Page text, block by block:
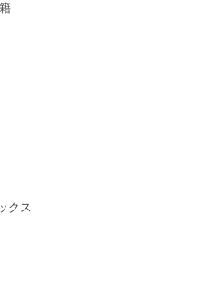
クス